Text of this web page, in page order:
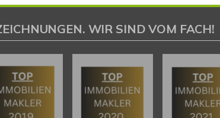
WIR SIND VOM FACH!